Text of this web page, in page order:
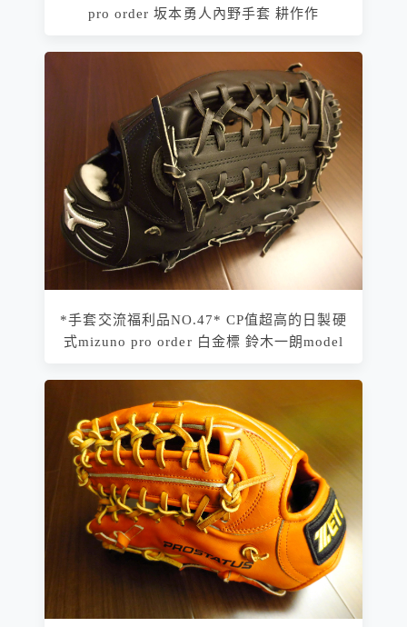
pro order 坂本勇人內野手套 耕作作
*手套交流福利品NO.47* CP值超高的日製硬
式mizuno pro order 白金標 鈴木一朗model